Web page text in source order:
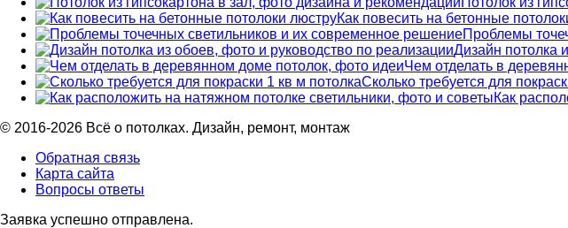
Как повесить на бетонные
Проблемы
Дизайн потолка
Чем отделать в
Сколько требуется для
Как
© 2016-2026 Всё о потолках. Дизайн, ремонт, монтаж
Обратная связь
Карта сайта
Вопросы ответы
Заявка успешно отправлена.